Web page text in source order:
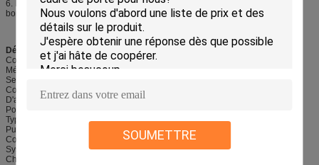
SOUMETTRE
6. La surface du cylindre a le bons port et traitement thermique, ainsi elle a la
bonne lubrification et la longue durée de vie.
Détails rapides :
Condition : Nouveau
Métal matériel traité : Acier au carbone
Service supplémentaire : Usinage
Componets électriques : Marque célèbre de Schneider
D'autres pièces : Vis de boule, moteur servo….
Point d'origine : Ville de Wuxi, Jiangsu, Chine,
Type de machine : Pressez le frein
Puissance : Hydraulique
Couleur : blanc, bleu, jaune….
Syste de contrôle : E21, DA41, DA52, DA66T….
Chaîne d'utilisation : Feuillard de recourbement.